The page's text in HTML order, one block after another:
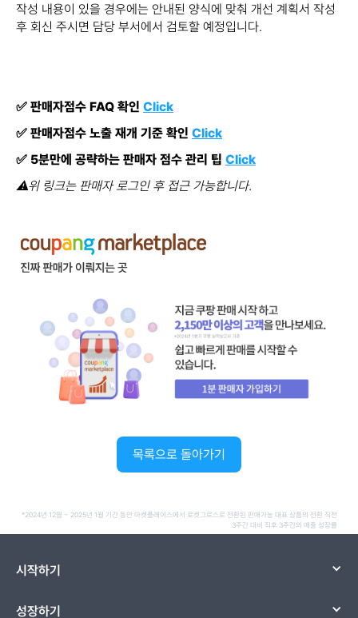
작성 내용이 있을 경우에는 안내된 양식에 맞춰 개선 계획서 작성
후 회신 주시면 담당 부서에서 검토할 예정입니다.
✅ 판매자점수 FAQ 확인 Click
✅ 판매자점수 노출 재개 기준 확인 Click
✅ 5분만에 공략하는 판매자 점수 관리 팁 Click
⚠​위 링크는 판매자 로그인 후 접근 가능합니다.
목록으로 돌아가기
*2024년 12월 ~ 2025년 1월 기간 동안 마켓플레이스에서 로켓그로스로 전환된 판매가능 대표 상품의 전환 직전
3주간 대비 직후 3주간의 매출 성장률
시작하기
성장하기